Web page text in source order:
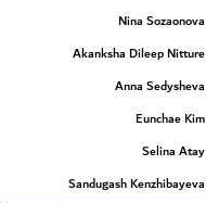
Nina Sozaonova
Akanksha Dileep Nitture
Anna Sedysheva
Eunchae Kim
Selina Atay
Sandugash Kenzhibayeva